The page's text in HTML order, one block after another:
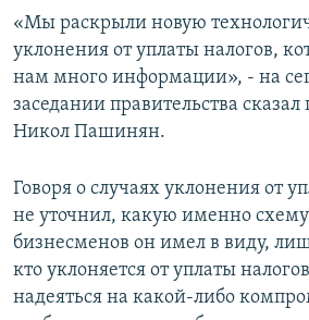
«Мы раскрыли новую
уклонения от уплаты налогов,
нам много информации», - на
заседании правительства
Никол Пашинян.
Говоря о случаях уклонения от
не уточнил, какую именно
бизнесменов он имел в виду,
кто уклоняется от уплаты
надеяться на какой-либо